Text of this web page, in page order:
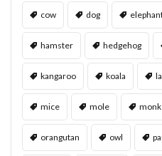
cow dog
hamster hedgehog
kangaroo koala
mice mole
orangutan owl